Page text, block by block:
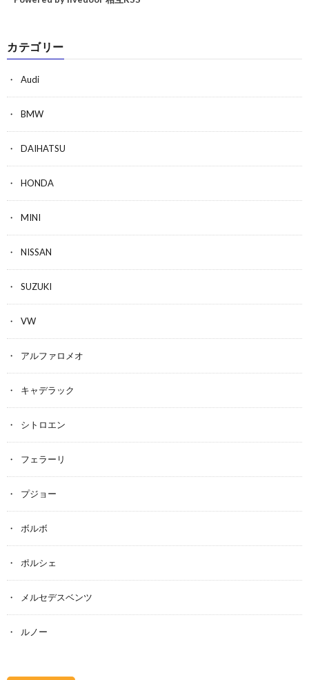
カテゴリー
Audi
BMW
DAIHATSU
HONDA
MINI
NISSAN
SUZUKI
VW
アルファロメオ
キャデラック
シトロエン
フェラーリ
プジョー
ボルボ
ポルシェ
メルセデスベンツ
ルノー